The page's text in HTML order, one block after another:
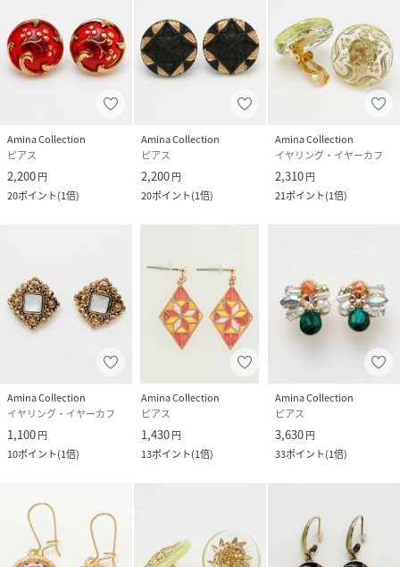
Amina Collection
ピアス
2,200円
20ポイント(1倍)
Amina Collection
ピアス
2,200円
20ポイント(1倍)
Amina Collection
イヤリング・イヤーカフ
2,310円
21ポイント(1倍)
Amina Collection
イヤリング・イヤーカフ
1,100円
10ポイント(1倍)
Amina Collection
ピアス
1,430円
13ポイント(1倍)
Amina Collection
ピアス
3,630円
33ポイント(1倍)